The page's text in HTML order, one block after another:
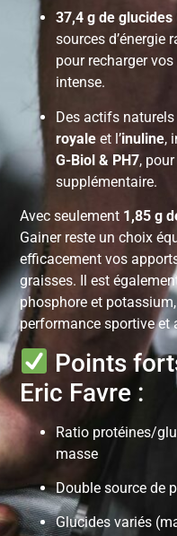
37,4 g de glucides
sources d’énergie
pour recharger
intense.
Des actifs
royale et l’inuline,
G-Biol & PH7,
supplémentaire.
Avec seulement 1,85 g
Gainer reste un choix
efficacement vos
graisses. Il est
phosphore et
performance sportive et
Points
Eric Favre :
Ratio protéines/
masse
Double source de
Glucides variés